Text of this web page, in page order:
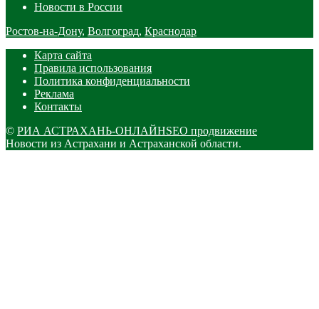
Новости в России
Ростов-на-Дону, Волгоград, Краснодар
Карта сайта
Правила использования
Политика конфиденциальности
Реклама
Контакты
© РИА АСТРАХАНЬ-ОНЛАЙНSEO продвижение
Новости из Астрахани и Астраханской области.